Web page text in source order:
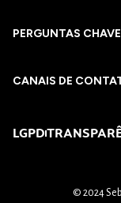
PERGUNTAS
CANAIS DE
LGPD
© 2024